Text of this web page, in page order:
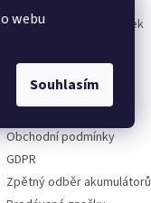
webu
Souhlasím
Půjčovna kol a koloběžek
Kontakty
Doprava a platba
Obchodní podmínky
GDPR
Zpětný odběr akumulátorů